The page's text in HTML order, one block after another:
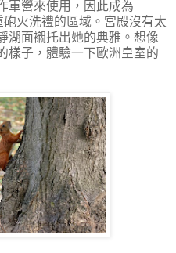
軍營來使用，因此成為
火洗禮的區域。宮殿沒有太
湖面襯托出她的典雅。想像
樣子，體驗一下歐洲皇室的